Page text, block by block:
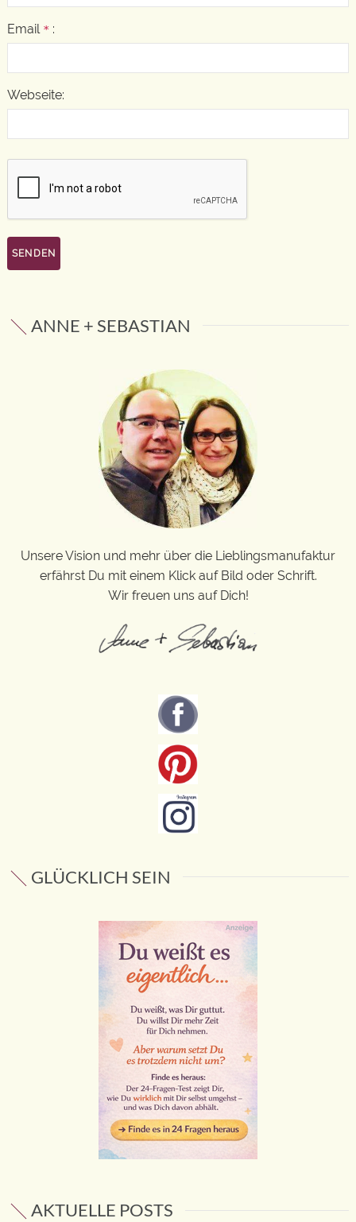
Email * :
Webseite:
ANNE + SEBASTIAN
Unsere Vision und mehr über die Lieblingsmanufaktur
erfährst Du mit einem Klick auf Bild oder Schrift.
Wir freuen uns auf Dich!
GLÜCKLICH SEIN
AKTUELLE POSTS